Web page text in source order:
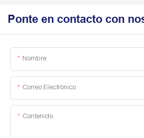
Ponte en contacto con
Nombre
Correo Electrónico
Contenido